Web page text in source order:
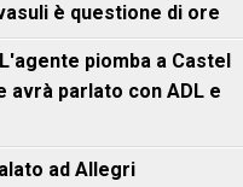
è questione di ore
piomba a Castel
avrà parlato con ADL e
ad Allegri